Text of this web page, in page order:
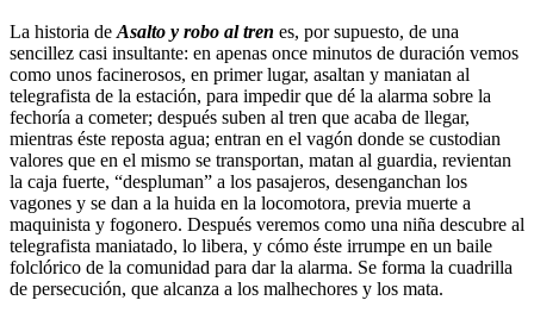
La historia de Asalto y robo al tren es, por supuesto, de una
sencillez casi insultante: en apenas once minutos de duración vemos
como unos facinerosos, en primer lugar, asaltan y maniatan al
telegrafista de la estación, para impedir que dé la alarma sobre la
fechoría a cometer; después suben al tren que acaba de llegar,
mientras éste reposta agua; entran en el vagón donde se custodian
valores que en el mismo se transportan, matan al guardia, revientan
la caja fuerte, “despluman” a los pasajeros, desenganchan los
vagones y se dan a la huida en la locomotora, previa muerte a
maquinista y fogonero. Después veremos como una niña descubre al
telegrafista maniatado, lo libera, y cómo éste irrumpe en un baile
folclórico de la comunidad para dar la alarma. Se forma la cuadrilla
de persecución, que alcanza a los malhechores y los mata.